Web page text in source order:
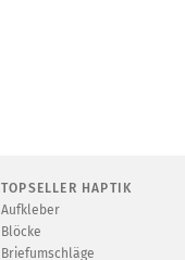
TOPSELLER HAPTIK
Aufkleber
Blöcke
Briefumschläge